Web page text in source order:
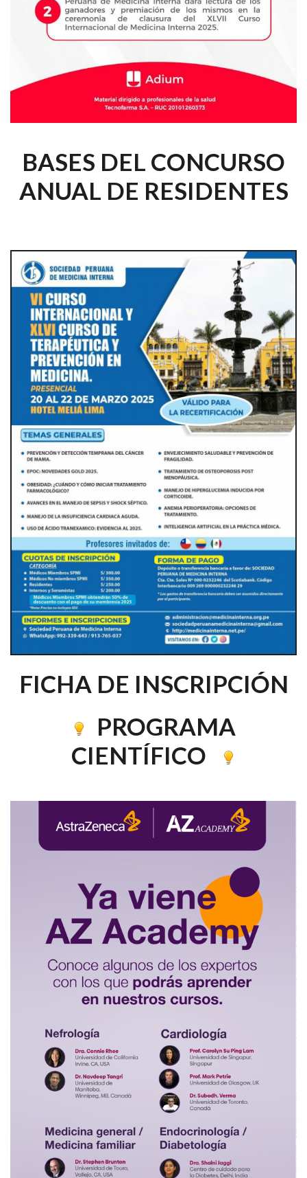
BASES DEL CONCURSO
ANUAL DE RESIDENTES
FICHA DE INSCRIPCIÓN
PROGRAMA
CIENTÍFICO